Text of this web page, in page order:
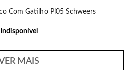
Com Gatilho Pl05 Schweers
Indisponível
MAIS